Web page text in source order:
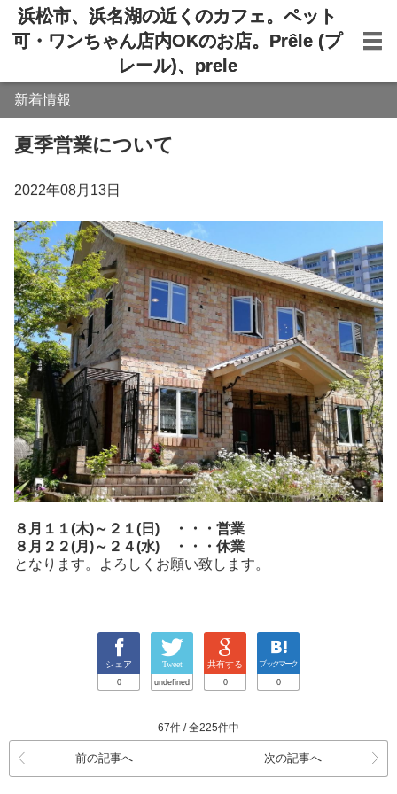
浜松市、浜名湖の近くのカフェ。ペット
可・ワンちゃん店内OKのお店。Prêle (プ
レール)、prele
新着情報
夏季営業について
2022年08月13日
８月１１(木)～２１(日) ・・・営業
８月２２(月)～２４(水) ・・・休業
となります。よろしくお願い致します。
シェア
0
Tweet
undefined
共有する
0
ブックマーク
0
67件 / 全225件中
前の記事へ 次の記事へ